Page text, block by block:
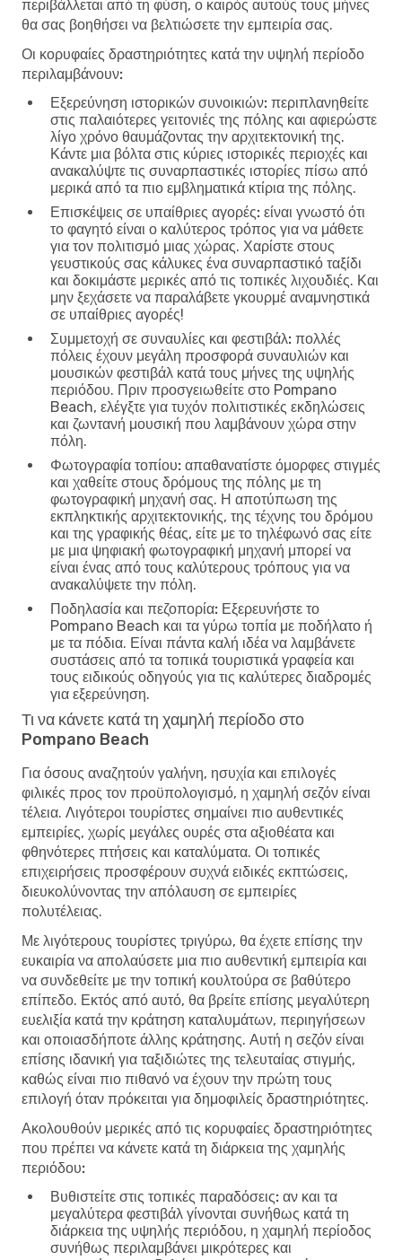
περιβάλλεται από τη φύση, ο καιρός αυτούς τους μήνες
θα σας βοηθήσει να βελτιώσετε την εμπειρία σας.
Οι κορυφαίες δραστηριότητες κατά την υψηλή περίοδο
περιλαμβάνουν:
Εξερεύνηση ιστορικών συνοικιών: περιπλανηθείτε
στις παλαιότερες γειτονιές της πόλης και αφιερώστε
λίγο χρόνο θαυμάζοντας την αρχιτεκτονική της.
Κάντε μια βόλτα στις κύριες ιστορικές περιοχές και
ανακαλύψτε τις συναρπαστικές ιστορίες πίσω από
μερικά από τα πιο εμβληματικά κτίρια της πόλης.
Επισκέψεις σε υπαίθριες αγορές: είναι γνωστό ότι
το φαγητό είναι ο καλύτερος τρόπος για να μάθετε
για τον πολιτισμό μιας χώρας. Χαρίστε στους
γευστικούς σας κάλυκες ένα συναρπαστικό ταξίδι
και δοκιμάστε μερικές από τις τοπικές λιχουδιές. Και
μην ξεχάσετε να παραλάβετε γκουρμέ αναμνηστικά
σε υπαίθριες αγορές!
Συμμετοχή σε συναυλίες και φεστιβάλ: πολλές
πόλεις έχουν μεγάλη προσφορά συναυλιών και
μουσικών φεστιβάλ κατά τους μήνες της υψηλής
περιόδου. Πριν προσγειωθείτε στο Pompano
Beach, ελέγξτε για τυχόν πολιτιστικές εκδηλώσεις
και ζωντανή μουσική που λαμβάνουν χώρα στην
πόλη.
Φωτογραφία τοπίου: απαθανατίστε όμορφες στιγμές
και χαθείτε στους δρόμους της πόλης με τη
φωτογραφική μηχανή σας. Η αποτύπωση της
εκπληκτικής αρχιτεκτονικής, της τέχνης του δρόμου
και της γραφικής θέας, είτε με το τηλέφωνό σας είτε
με μια ψηφιακή φωτογραφική μηχανή μπορεί να
είναι ένας από τους καλύτερους τρόπους για να
ανακαλύψετε την πόλη.
Ποδηλασία και πεζοπορία: Εξερευνήστε το
Pompano Beach και τα γύρω τοπία με ποδήλατο ή
με τα πόδια. Είναι πάντα καλή ιδέα να λαμβάνετε
συστάσεις από τα τοπικά τουριστικά γραφεία και
τους ειδικούς οδηγούς για τις καλύτερες διαδρομές
για εξερεύνηση.
Τι να κάνετε κατά τη χαμηλή περίοδο στο
Pompano Beach
Για όσους αναζητούν γαλήνη, ησυχία και επιλογές
φιλικές προς τον προϋπολογισμό, η χαμηλή σεζόν είναι
τέλεια. Λιγότεροι τουρίστες σημαίνει πιο αυθεντικές
εμπειρίες, χωρίς μεγάλες ουρές στα αξιοθέατα και
φθηνότερες πτήσεις και καταλύματα. Οι τοπικές
επιχειρήσεις προσφέρουν συχνά ειδικές εκπτώσεις,
διευκολύνοντας την απόλαυση σε εμπειρίες
πολυτέλειας.
Με λιγότερους τουρίστες τριγύρω, θα έχετε επίσης την
ευκαιρία να απολαύσετε μια πιο αυθεντική εμπειρία και
να συνδεθείτε με την τοπική κουλτούρα σε βαθύτερο
επίπεδο. Εκτός από αυτό, θα βρείτε επίσης μεγαλύτερη
ευελιξία κατά την κράτηση καταλυμάτων, περιηγήσεων
και οποιασδήποτε άλλης κράτησης. Αυτή η σεζόν είναι
επίσης ιδανική για ταξιδιώτες της τελευταίας στιγμής,
καθώς είναι πιο πιθανό να έχουν την πρώτη τους
επιλογή όταν πρόκειται για δημοφιλείς δραστηριότητες.
Ακολουθούν μερικές από τις κορυφαίες δραστηριότητες
που πρέπει να κάνετε κατά τη διάρκεια της χαμηλής
περιόδου:
Βυθιστείτε στις τοπικές παραδόσεις: αν και τα
μεγαλύτερα φεστιβάλ γίνονται συνήθως κατά τη
διάρκεια της υψηλής περιόδου, η χαμηλή περίοδος
συνήθως περιλαμβάνει μικρότερες και